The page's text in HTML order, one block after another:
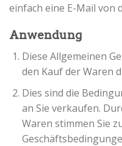
einfach eine E-Mail von
Anwendung
Diese Allgemeinen
den Kauf der Waren
Dies sind die
an Sie verkaufen.
Waren stimmen Sie